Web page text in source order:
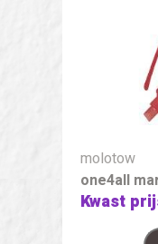
molotow
one4all
Kwast